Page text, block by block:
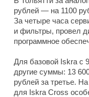
рублей — на 1100
За четыре часа
и фильтры, провел
программное
Для базовой Iskra с
другие суммы: 13
рублей за третье.
для Iskra Cross